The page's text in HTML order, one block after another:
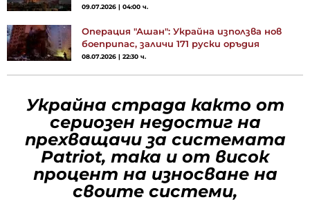
09.07.2026 | 04:00 ч.
Операция "Ашан": Украйна използва нов
боеприпас, заличи 171 руски оръдия
08.07.2026 | 22:30 ч.
Украйна страда както от
сериозен недостиг на
прехващачи за системата
Patriot, така и от висок
процент на износване на
своите системи,